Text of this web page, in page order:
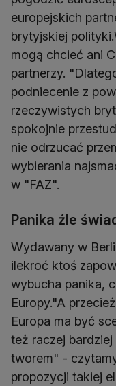
europejskich
brytyjskiej
mogą chcieć ani
partnerzy.
podniecenie z
rzeczywistych
spokojnie
nie odrzucać
wybierania
w "FAZ".
Panika źle
Wydawany w
ilekroć ktoś
wybucha panika,
Europy."A
Europa ma być
też raczej
tworem" -
propozycji takiej